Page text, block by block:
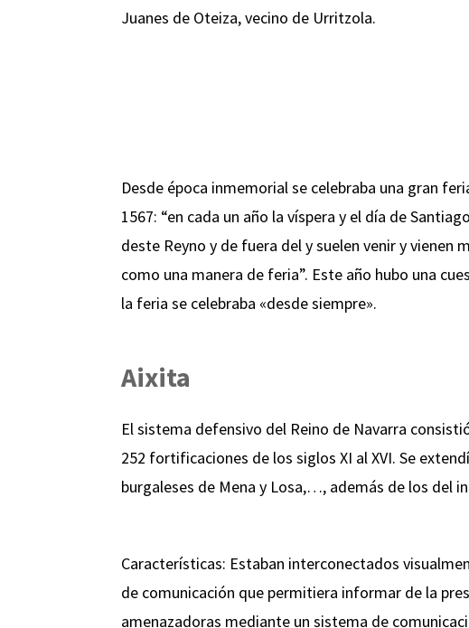
Juanes de Oteiza, vecino de Urritzola.
Desde época inmemorial se celebraba una gran
1567: “en cada un año la víspera y el día de
deste Reyno y de fuera del y suelen venir y vienen
como una manera de feria”. Este año hubo una
la feria se celebraba «desde siempre».
Aixita
El sistema defensivo del Reino de Navarra
252 fortificaciones de los siglos XI al XVI. Se
burgaleses de Mena y Losa,…, además de los del
Características: Estaban interconectados
de comunicación que permitiera informar de la
amenazadoras mediante un sistema de